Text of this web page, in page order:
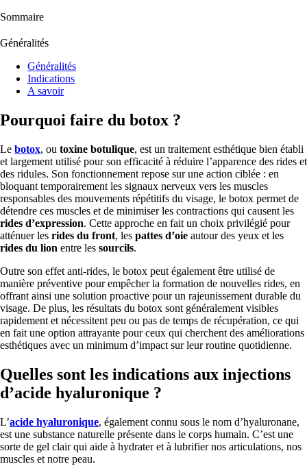
Sommaire
Généralités
Généralités
Indications
A savoir
Pourquoi faire du botox ?
Le botox, ou toxine botulique, est un traitement esthétique bien établi
et largement utilisé pour son efficacité à réduire l’apparence des rides et
des ridules. Son fonctionnement repose sur une action ciblée : en
bloquant temporairement les signaux nerveux vers les muscles
responsables des mouvements répétitifs du visage, le botox permet de
détendre ces muscles et de minimiser les contractions qui causent les
rides d’expression. Cette approche en fait un choix privilégié pour
atténuer les rides du front, les pattes d’oie autour des yeux et les
rides du lion entre les sourcils.
Outre son effet anti-rides, le botox peut également être utilisé de
manière préventive pour empêcher la formation de nouvelles rides, en
offrant ainsi une solution proactive pour un rajeunissement durable du
visage. De plus, les résultats du botox sont généralement visibles
rapidement et nécessitent peu ou pas de temps de récupération, ce qui
en fait une option attrayante pour ceux qui cherchent des améliorations
esthétiques avec un minimum d’impact sur leur routine quotidienne.
Quelles sont les indications aux injections
d’acide hyaluronique ?
L’acide hyaluronique, également connu sous le nom d’hyaluronane,
est une substance naturelle présente dans le corps humain. C’est une
sorte de gel clair qui aide à hydrater et à lubrifier nos articulations, nos
muscles et notre peau.